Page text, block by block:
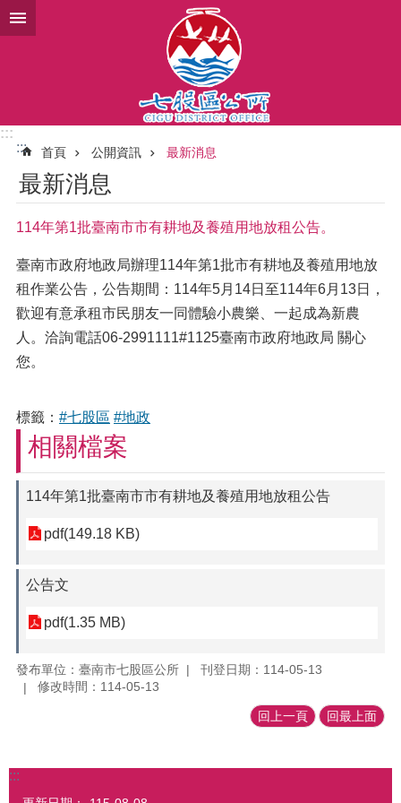
跳到主要內容區塊
:::
:::
首頁 公開資訊 最新消息
最新消息
114年第1批臺南市市有耕地及養殖用地放租公告。
臺南市政府地政局辦理114年第1批市有耕地及養殖用地放
租作業公告，公告期間：114年5月14日至114年6月13日，
歡迎有意承租市民朋友一同體驗小農樂、一起成為新農
人。洽詢電話06-2991111#1125臺南市政府地政局 關心
您。
標籤： #七股區 #地政
相關檔案
114年第1批臺南市市有耕地及養殖用地放租公告
pdf(149.18 KB)
公告文
pdf(1.35 MB)
發布單位：臺南市七股區公所
刊登日期：114-05-13
修改時間：114-05-13
回上一頁 回最上面
:::